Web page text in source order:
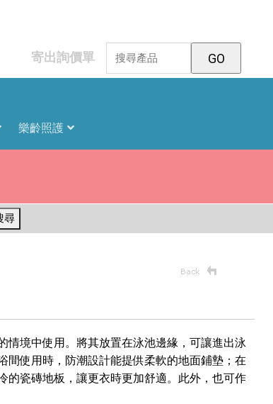
寄出詢價單
樂齡照護
尋
情境中使用。將其放置在泳池邊緣，可讓進出泳
間使用時，防潮設計能提供柔軟的地面鋪墊；在
的瓷磚地板，讓更衣時更加舒適。此外，也可作